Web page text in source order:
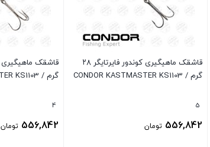
قاشقک ماهیگیری کوندور فایرتایگر ۲۸
گرم / CONDOR KASTMASTER KS1103
5
556,842 تومان
گرم / CONDOR KASTMASTER KS1103
4
556,842 تومان